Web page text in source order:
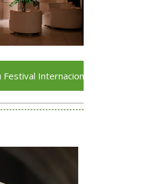
de Globos de Papel